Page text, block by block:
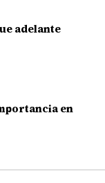
adelante
en